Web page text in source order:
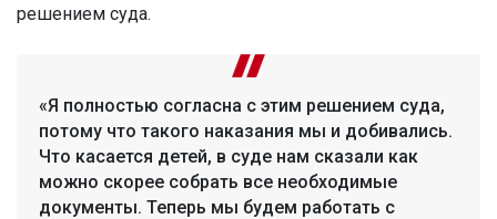
решением суда.
«Я полностью согласна с этим решением суда,
потому что такого наказания мы и добивались.
Что касается детей, в суде нам сказали как
можно скорее собрать все необходимые
документы. Теперь мы будем работать с